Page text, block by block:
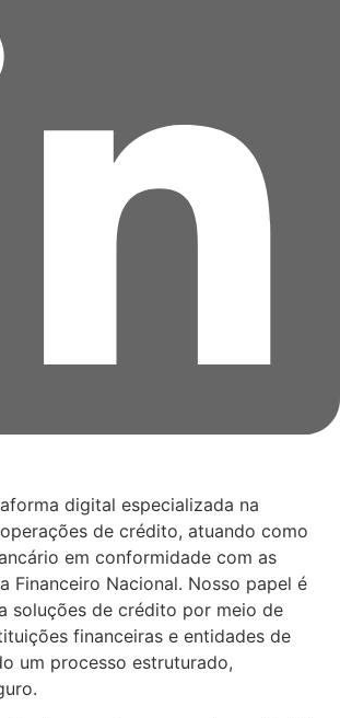
digital especializada na
de crédito, atuando como
em conformidade com as
Financeiro Nacional. Nosso papel é
soluções de crédito por meio de
financeiras e entidades de
um processo estruturado,